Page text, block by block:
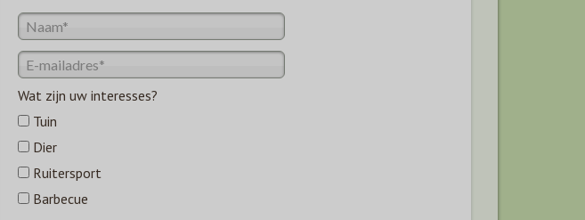
Wat zijn uw interesses?
Tuin
Dier
Ruitersport
Barbecue